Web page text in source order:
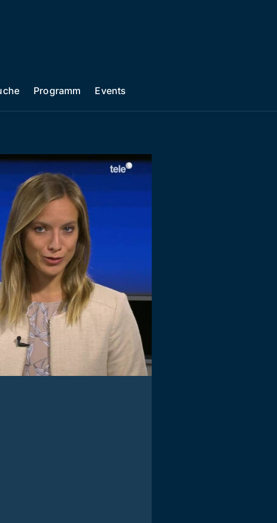
Programm Events